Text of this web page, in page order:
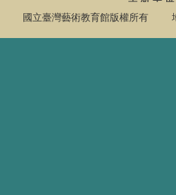
國立臺灣藝術教育館版權所有